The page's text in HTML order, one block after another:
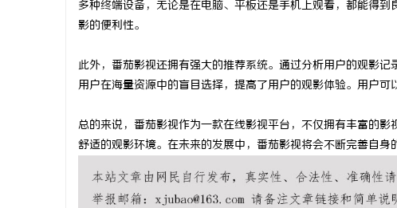
多种终端设备，无论是在电脑、平板还是手机上观看，都能得
影的便利性。
此外，番茄影视还拥有强大的推荐系统。通过分析用户的观影
用户在海量资源中的盲目选择，提高了用户的观影体验。用户
总的来说，番茄影视作为一款在线影视平台，不仅拥有丰富的
舒适的观影环境。在未来的发展中，番茄影视将会不断完善自身
打造温馨家居环境的首选——长寿实木门详解 揭秘！专业充电桩